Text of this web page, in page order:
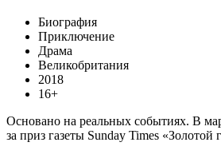
Биография
Приключение
Драма
Великобритания
2018
16+
Основано на реальных событиях. В
за приз газеты Sunday Times